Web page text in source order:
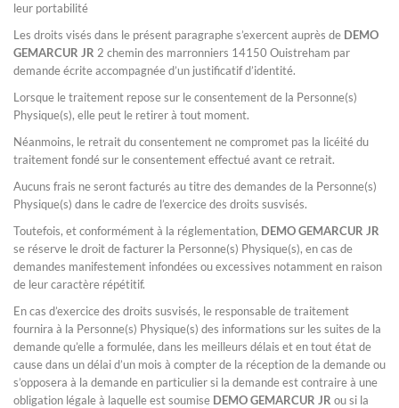
leur portabilité
Les droits visés dans le présent paragraphe s’exercent auprès de DEMO
GEMARCUR JR 2 chemin des marronniers 14150 Ouistreham par
demande écrite accompagnée d’un justificatif d’identité.
Lorsque le traitement repose sur le consentement de la Personne(s)
Physique(s), elle peut le retirer à tout moment.
Néanmoins, le retrait du consentement ne compromet pas la licéité du
traitement fondé sur le consentement effectué avant ce retrait.
Aucuns frais ne seront facturés au titre des demandes de la Personne(s)
Physique(s) dans le cadre de l’exercice des droits susvisés.
Toutefois, et conformément à la réglementation, DEMO GEMARCUR JR
se réserve le droit de facturer la Personne(s) Physique(s), en cas de
demandes manifestement infondées ou excessives notamment en raison
de leur caractère répétitif.
En cas d’exercice des droits susvisés, le responsable de traitement
fournira à la Personne(s) Physique(s) des informations sur les suites de la
demande qu’elle a formulée, dans les meilleurs délais et en tout état de
cause dans un délai d’un mois à compter de la réception de la demande ou
s’opposera à la demande en particulier si la demande est contraire à une
obligation légale à laquelle est soumise DEMO GEMARCUR JR ou si la